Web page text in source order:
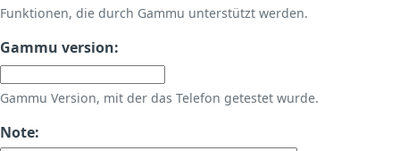
Funktionen, die durch Gammu unterstützt werden.
Gammu version:
Gammu Version, mit der das Telefon getestet wurde.
Note: